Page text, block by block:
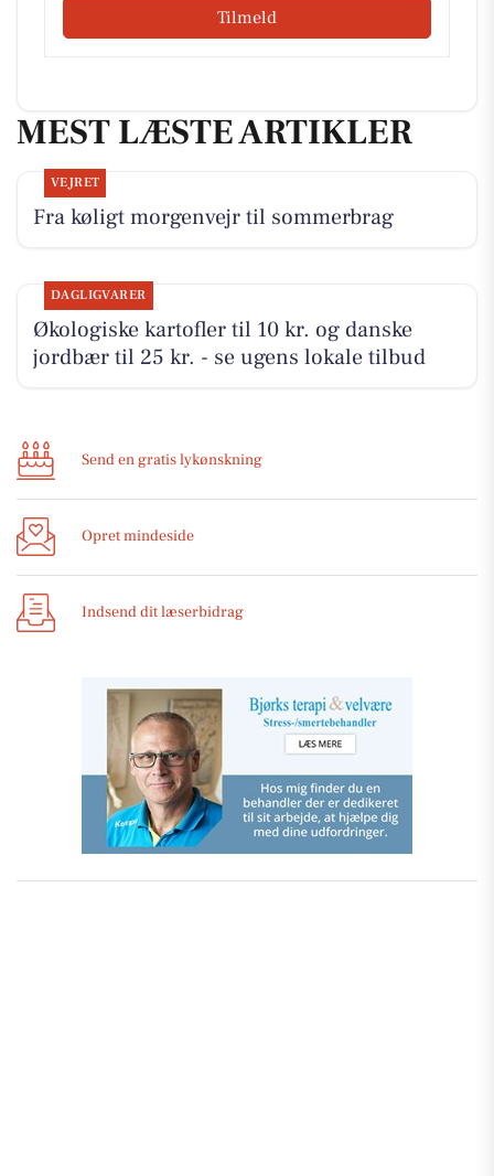
Tilmeld
MEST LÆSTE ARTIKLER
VEJRET
Fra køligt morgenvejr til sommerbrag
DAGLIGVARER
Økologiske kartofler til 10 kr. og danske
jordbær til 25 kr. - se ugens lokale tilbud
Send en gratis lykønskning
Opret mindeside
Indsend dit læserbidrag